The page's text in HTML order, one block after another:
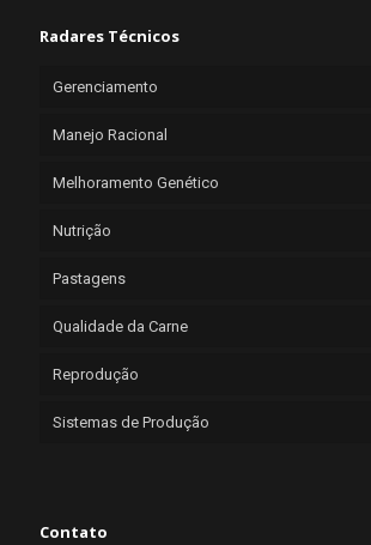
Radares Técnicos
Gerenciamento
Manejo Racional
Melhoramento Genético
Nutrição
Pastagens
Qualidade da Carne
Reprodução
Sistemas de Produção
Contato